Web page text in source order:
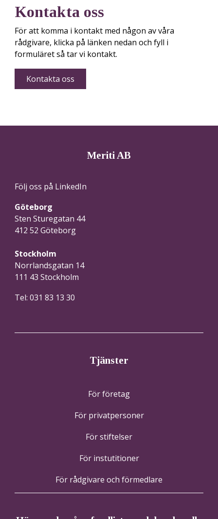
Kontakta oss
För att komma i kontakt med någon av våra
rådgivare, klicka på länken nedan och fyll i
formuläret så tar vi kontakt.
Kontakta oss
Meriti AB
Följ oss på LinkedIn
Göteborg
Sten Sturegatan 44
412 52 Göteborg
Stockholm
Norrlandsgatan 14
111 43 Stockholm
Tel: 031 83 13 30
Tjänster
För företag
För privatpersoner
För stiftelser
För instutitioner
För rådgivare och förmedlare